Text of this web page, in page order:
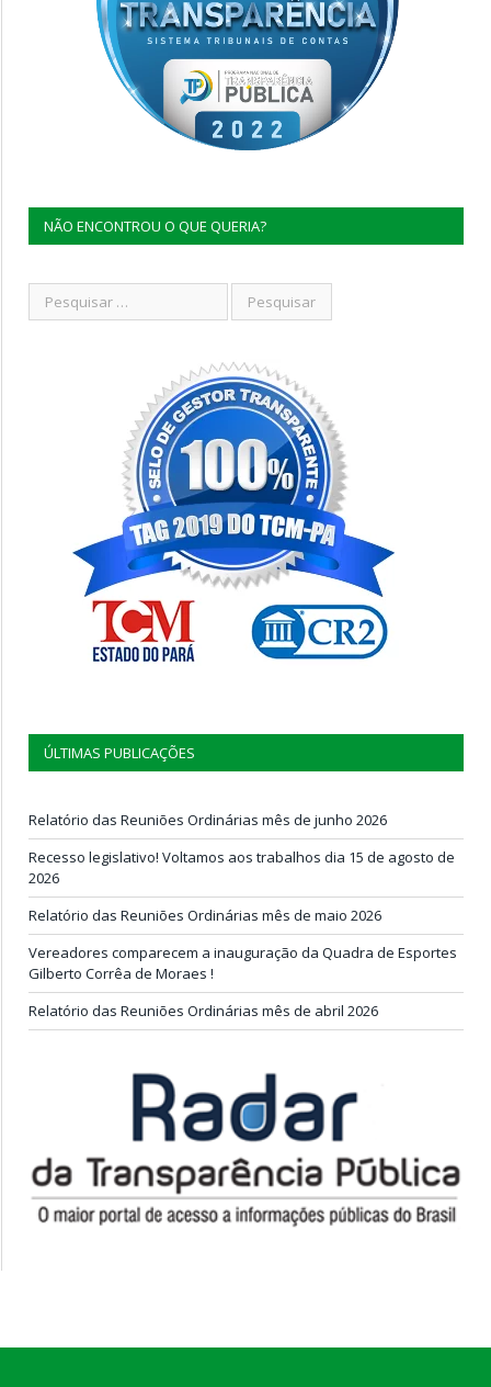
NÃO ENCONTROU O QUE QUERIA?
ÚLTIMAS PUBLICAÇÕES
Relatório das Reuniões Ordinárias mês de junho 2026
Recesso legislativo! Voltamos aos trabalhos dia 15 de agosto de
2026
Relatório das Reuniões Ordinárias mês de maio 2026
Vereadores comparecem a inauguração da Quadra de Esportes
Gilberto Corrêa de Moraes !
Relatório das Reuniões Ordinárias mês de abril 2026